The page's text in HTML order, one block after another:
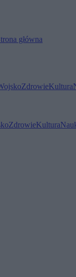
główna
ZdrowieKultura
ZdrowieKultura